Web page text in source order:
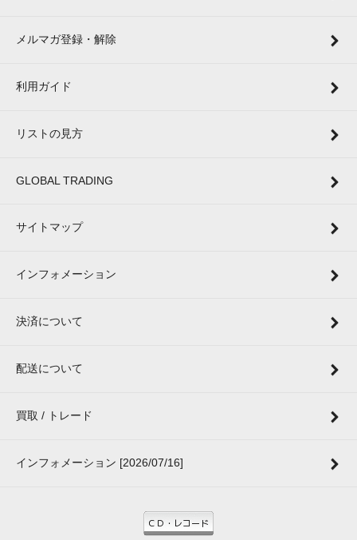
メルマガ登録・解除
利用ガイド
リストの見方
GLOBAL TRADING
サイトマップ
インフォメーション
決済について
配送について
買取 / トレード
インフォメーション [2026/07/16]